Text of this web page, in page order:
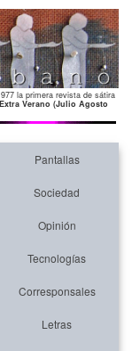
la primera revista de sátira
Extra Verano (Julio Agosto
Pantallas
Sociedad
Opinión
Tecnologías
Corresponsales
Letras